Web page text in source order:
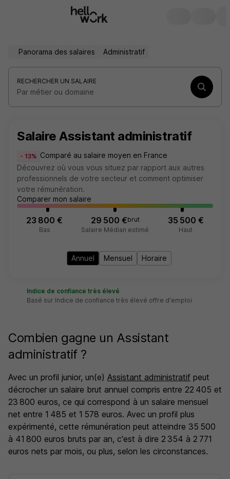
Panorama des salaires Administratif
RECHERCHER UN SALAIRE
Par métier ou domaine
Salaire Assistant administratif
- 13% Comparé au salaire moyen en France
Découvrez où vous vous situez par rapport aux autres
professionnels de votre secteur et comment optimiser
votre rémunération.
Comparer mon salaire
23 800 €
Bas
29 500 €brut
Salaire Médian estimé
35 500 €
Haut
Annuel Mensuel Horaire
Indice de confiance très élevé
Basé sur Indice de confiance très élevé offre d'emploi
Combien gagne un Assistant
administratif ?
Avec un profil junior, un(e) Assistant administratif peut
décrocher un salaire brut annuel compris entre 22 405 et
23 800 euros, ce qui correspond à un salaire mensuel
net entre 1 485 et 1 578 euros. Avec un profil plus
expérimenté, cette rémunération peut atteindre 35 500
à 41 800 euros bruts par an, c'est à dire 2 354 à 2 771
euros nets par mois, ou plus, selon les circonstances.